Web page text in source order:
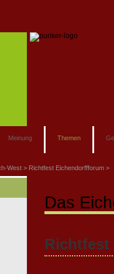
Meinung Themen
West Richtfest Eichendorffforum
Das
Richtfest